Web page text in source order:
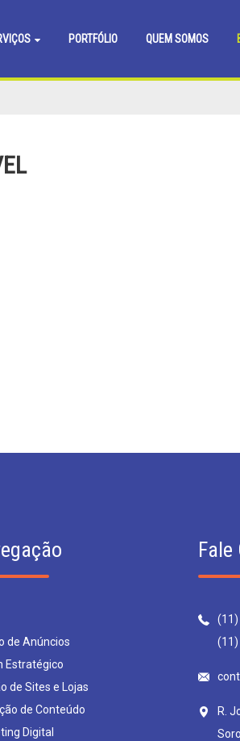
PORTFÓLIO QUEM SOMOS
de Anúncios
Estratégico
de Sites e Lojas
de Conteúdo
Digital
Fale
R.